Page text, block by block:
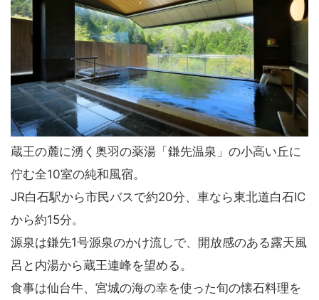
蔵王の麓に湧く奥羽の薬湯「鎌先温泉」の小高い丘に
佇む全10室の純和風宿。
JR白石駅から市民バスで約20分、車なら東北道白石IC
から約15分。
源泉は鎌先1号源泉のかけ流しで、開放感のある露天風
呂と内湯から蔵王連峰を望める。
食事は仙台牛、宮城の海の幸を使った旬の懐石料理を